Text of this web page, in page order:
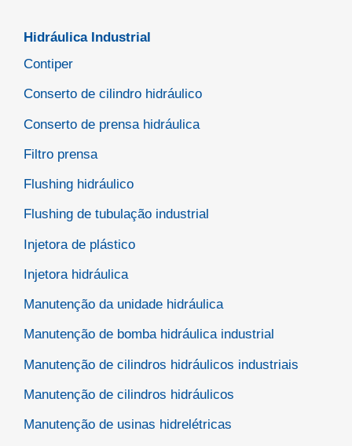
Hidráulica Industrial
Contiper
Conserto de cilindro hidráulico
Conserto de prensa hidráulica
Filtro prensa
Flushing hidráulico
Flushing de tubulação industrial
Injetora de plástico
Injetora hidráulica
Manutenção da unidade hidráulica
Manutenção de bomba hidráulica industrial
Manutenção de cilindros hidráulicos industriais
Manutenção de cilindros hidráulicos
Manutenção de usinas hidrelétricas